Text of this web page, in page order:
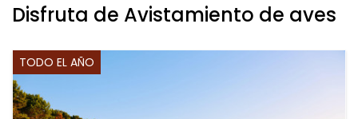
Disfruta de Avistamiento de aves
TODO EL AÑO